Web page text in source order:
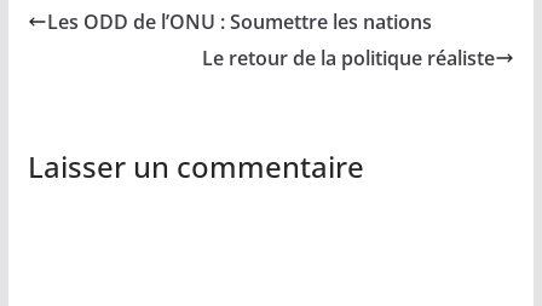
Les ODD de l’ONU : Soumettre les nations
Le retour de la politique réaliste
Laisser un commentaire